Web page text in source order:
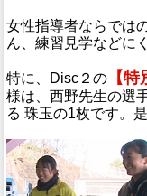
女性指導者ならでは
ん、練習見学などに
特に、Disc２の 【
様は、西野先生の選
る 珠玉の1枚です。